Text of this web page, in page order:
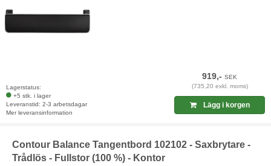
Lagerstatus:
+5 stk. i lager
Leveranstid: 2-3 arbetsdagar
Mer leveransinformation
919,-SEK
(735,20 exkl. moms)
Lägg i korgen
Contour Balance Tangentbord 102102 - Saxbrytare -
Trådlös - Fullstor (100 %) - Kontor